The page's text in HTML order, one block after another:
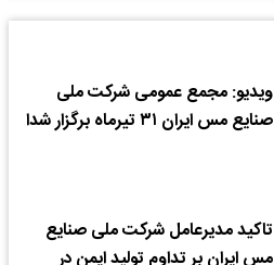
ویدیو: مجمع عمومی شرکت ملی
صنایع مس ایران ۳۱ تیرماه برگزار شدا
تاکید مدیرعامل شرکت ملی صنایع